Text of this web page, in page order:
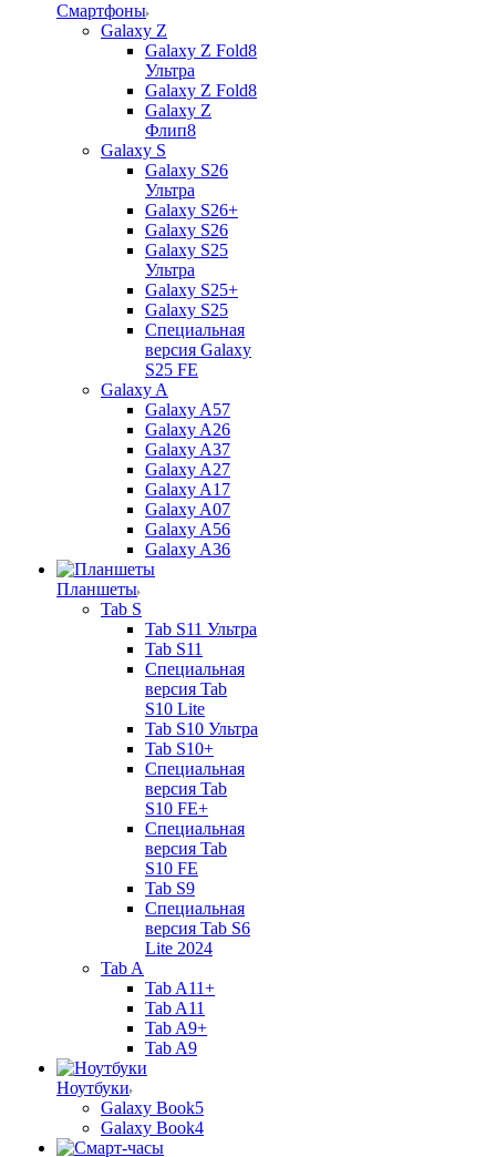
Смартфоны
Galaxy Z
Galaxy Z Fold8
Ультра
Galaxy Z Fold8
Galaxy Z
Флип8
Galaxy S
Galaxy S26
Ультра
Galaxy S26+
Galaxy S26
Galaxy S25
Ультра
Galaxy S25+
Galaxy S25
Специальная
версия Galaxy
S25 FE
Galaxy A
Galaxy A57
Galaxy A26
Galaxy A37
Galaxy A27
Galaxy A17
Galaxy A07
Galaxy A56
Galaxy A36
Планшеты
Tab S
Tab S11 Ультра
Tab S11
Специальная
версия Tab
S10 Lite
Tab S10 Ультра
Tab S10+
Специальная
версия Tab
S10 FE+
Специальная
версия Tab
S10 FE
Tab S9
Специальная
версия Tab S6
Lite 2024
Tab A
Tab A11+
Tab A11
Tab A9+
Tab A9
Ноутбуки
Galaxy Book5
Galaxy Book4